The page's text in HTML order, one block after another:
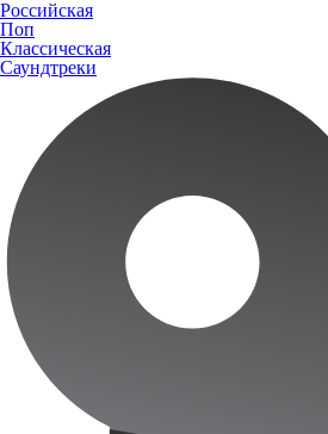
Российская
Поп
Классическая
Саундтреки